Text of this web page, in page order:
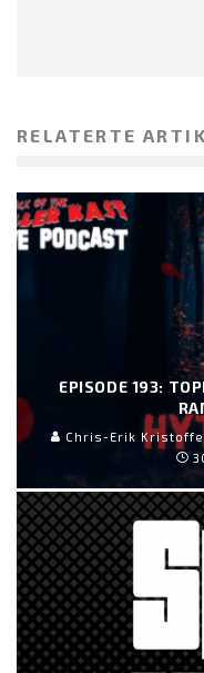
RELATERTE
EPISODE 193:
Chris-Erik